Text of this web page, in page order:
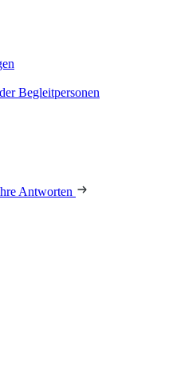
Begleitpersonen
Antworten